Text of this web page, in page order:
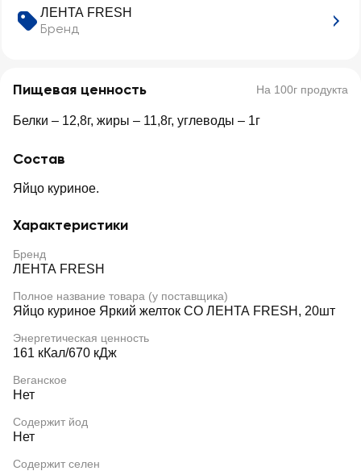
ЛЕНТА FRESH
Бренд
Пищевая ценность На 100г продукта
Белки – 12,8г, жиры – 11,8г, углеводы – 1г
Состав
Яйцо куриное.
Характеристики
Бренд
ЛЕНТА FRESH
Полное название товара (у поставщика)
Яйцо куриное Яркий желток СО ЛЕНТА FRESH, 20шт
Энергетическая ценность
161 кКал/670 кДж
Веганское
Нет
Содержит йод
Нет
Содержит селен